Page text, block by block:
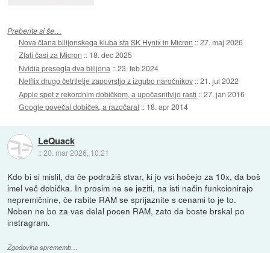
Preberite si še…
Nova člana bilijonskega kluba sta SK Hynix in Micron ::27. maj 2026
Zlati časi za Micron :: 18. dec 2025
Nvidia presegla dva bilijona ::23. feb 2024
Netflix drugo četrtletje zapovrstjo z izgubo naročnikov ::21. jul 2022
Apple spet z rekordnim dobičkom, a upočasnitvijo rasti ::27. jan 2016
Google povečal dobiček, a razočaral :: 18. apr 2014
LeQuack
::20. mar 2026, 10:21
Kdo bi si mislil, da če podražiš stvar, ki jo vsi hočejo za 10x, da boš
imel več dobička. In prosim ne se jeziti, na isti način funkcionirajo
nepremičnine, če rabite RAM se sprijaznite s cenami to je to.
Noben ne bo za vas delal pocen RAM, zato da boste brskal po
instragram.
Zgodovina sprememb…